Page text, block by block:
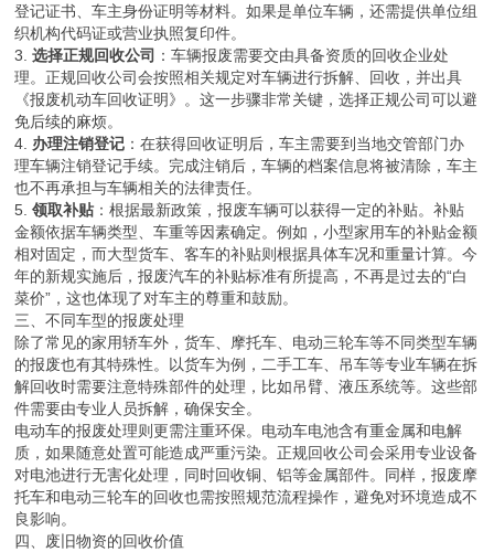
登记证书、车主身份证明等材料。如果是单位车辆，还需提供单位组
织机构代码证或营业执照复印件。
3.选择正规回收公司 ：车辆报废需要交由具备资质的回收企业处
理。正规回收公司会按照相关规定对车辆进行拆解、回收，并出具
《报废机动车回收证明》。这一步骤非常关键，选择正规公司可以避
免后续的麻烦。
4. 办理注销登记 ：在获得回收证明后，车主需要到当地交管部门办
理车辆注销登记手续。完成注销后，车辆的档案信息将被清除，车主
也不再承担与车辆相关的法律责任。
5.领取补贴 ：根据最新政策，报废车辆可以获得一定的补贴。补贴
金额依据车辆类型、车重等因素确定。例如，小型家用车的补贴金额
相对固定，而大型货车、客车的补贴则根据具体车况和重量计算。今
年的新规实施后，报废汽车的补贴标准有所提高，不再是过去的“白
菜价”，这也体现了对车主的尊重和鼓励。
三、不同车型的报废处理
除了常见的家用轿车外，货车、摩托车、电动三轮车等不同类型车辆
的报废也有其特殊性。以货车为例，二手工车、吊车等专业车辆在拆
解回收时需要注意特殊部件的处理，比如吊臂、液压系统等。这些部
件需要由专业人员拆解，确保安全。
电动车的报废处理则更需注重环保。电动车电池含有重金属和电解
质，如果随意处置可能造成严重污染。正规回收公司会采用专业设备
对电池进行无害化处理，同时回收铜、铝等金属部件。同样，报废摩
托车和电动三轮车的回收也需按照规范流程操作，避免对环境造成不
良影响。
四、废旧物资的回收价值